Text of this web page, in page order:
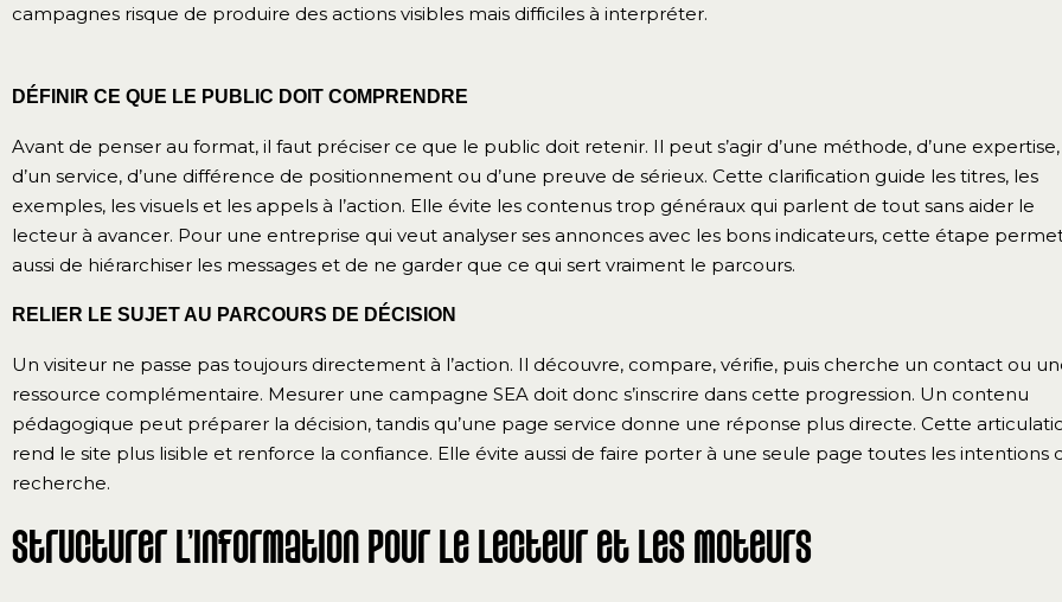
campagnes risque de produire des actions visibles mais difficiles à interpréter.
DÉFINIR CE QUE LE PUBLIC DOIT COMPRENDRE
Avant de penser au format, il faut préciser ce que le public doit retenir. Il peut s’agir d’une méthode, d’une expertise,
d’un service, d’une différence de positionnement ou d’une preuve de sérieux. Cette clarification guide les titres, les
exemples, les visuels et les appels à l’action. Elle évite les contenus trop généraux qui parlent de tout sans aider le
lecteur à avancer. Pour une entreprise qui veut analyser ses annonces avec les bons indicateurs, cette étape
aussi de hiérarchiser les messages et de ne garder que ce qui sert vraiment le parcours.
RELIER LE SUJET AU PARCOURS DE DÉCISION
Un visiteur ne passe pas toujours directement à l’action. Il découvre, compare, vérifie, puis cherche un contact ou
ressource complémentaire. Mesurer une campagne SEA doit donc s’inscrire dans cette progression. Un contenu
pédagogique peut préparer la décision, tandis qu’une page service donne une réponse plus directe. Cette
rend le site plus lisible et renforce la confiance. Elle évite aussi de faire porter à une seule page toutes les intentions
recherche.
Structurer l’information pour le lecteur et les moteurs